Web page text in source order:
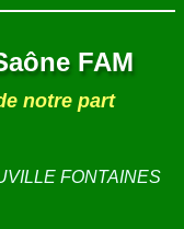
FAM
notre part
FONTAINES